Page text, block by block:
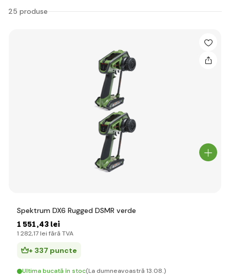
25 produse
Spektrum DX6 Rugged DSMR verde
1 551,43 lei
1 282,17 lei fără TVA
+ 337 puncte
Ultima bucată în stoc(La dumneavoastră 13.08.)